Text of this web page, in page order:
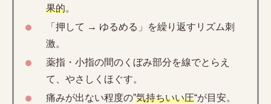
果的。
「押して → ゆるめる」を繰り返すリズム刺
激。
薬指・小指の間のくぼみ部分を線でとらえ
て、やさしくほぐす。
痛みが出ない程度の”気持ちいい圧“が目安。